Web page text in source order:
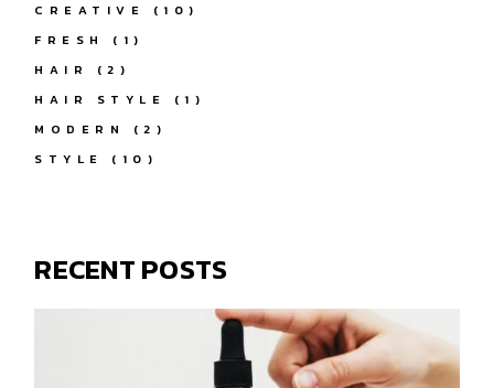
CREATIVE
(10)
FRESH
(1)
HAIR
(2)
HAIR STYLE
(1)
MODERN
(2)
STYLE
(10)
RECENT POSTS